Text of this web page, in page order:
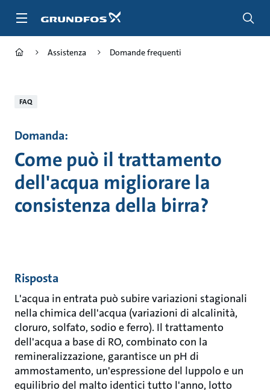
Assistenza Domande frequenti
FAQ
Domanda:
Come può il trattamento
dell'acqua migliorare la
consistenza della birra?
Risposta
L'acqua in entrata può subire variazioni stagionali
nella chimica dell'acqua (variazioni di alcalinità,
cloruro, solfato, sodio e ferro). Il trattamento
dell'acqua a base di RO, combinato con la
remineralizzazione, garantisce un pH di
ammostamento, un'espressione del luppolo e un
equilibrio del malto identici tutto l'anno, lotto